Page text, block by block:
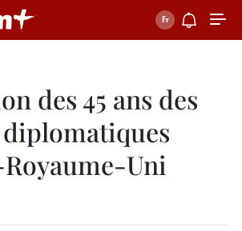
des 45 ans des
Uni